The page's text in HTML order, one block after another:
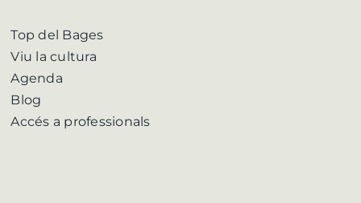
Top del Bages
Viu la cultura
Agenda
Blog
Accés a professionals